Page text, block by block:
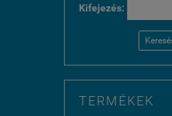
Kifejezés:
TERMÉKEK